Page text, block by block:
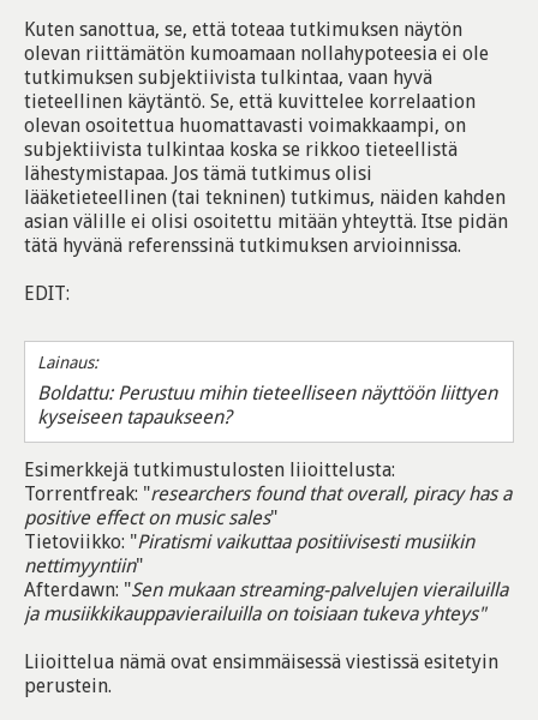
Kuten sanottua, se, että toteaa tutkimuksen näytön
olevan riittämätön kumoamaan nollahypoteesia ei ole
tutkimuksen subjektiivista tulkintaa, vaan hyvä
tieteellinen käytäntö. Se, että kuvittelee korrelaation
olevan osoitettua huomattavasti voimakkaampi, on
subjektiivista tulkintaa koska se rikkoo tieteellistä
lähestymistapaa. Jos tämä tutkimus olisi
lääketieteellinen (tai tekninen) tutkimus, näiden kahden
asian välille ei olisi osoitettu mitään yhteyttä. Itse pidän
tätä hyvänä referenssinä tutkimuksen arvioinnissa.
EDIT:
Lainaus:
Boldattu: Perustuu mihin tieteelliseen näyttöön liittyen
kyseiseen tapaukseen?
Esimerkkejä tutkimustulosten liioittelusta:
Torrentfreak: "researchers found that overall, piracy has a
positive effect on music sales"
Tietoviikko: "Piratismi vaikuttaa positiivisesti musiikin
nettimyyntiin"
Afterdawn: "Sen mukaan streaming-palvelujen vierailuilla
ja musiikkikauppavierailuilla on toisiaan tukeva yhteys"
Liioittelua nämä ovat ensimmäisessä viestissä esitetyin
perustein.